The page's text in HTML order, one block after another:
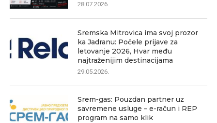
28.07.2026.
Sremska Mitrovica ima svoj prozor
ka Jadranu: Počele prijave za
letovanje 2026, Hvar među
najtraženijim destinacijama
29.05.2026.
Srem-gas: Pouzdan partner uz
savremene usluge – e-račun i REP
program na samo klik